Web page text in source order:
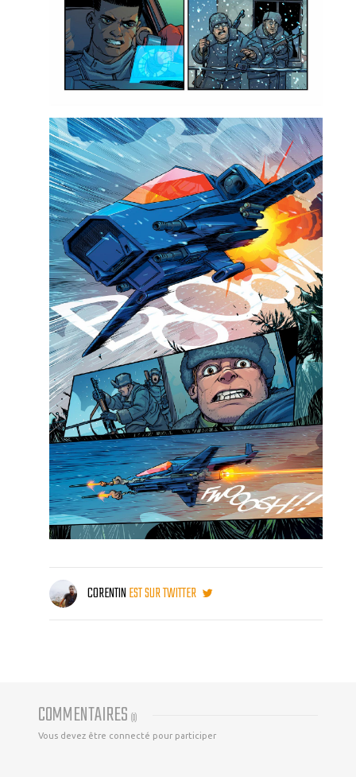
CORENTINEST SUR TWITTER
COMMENTAIRES (0)
Vous devez être connecté pour participer